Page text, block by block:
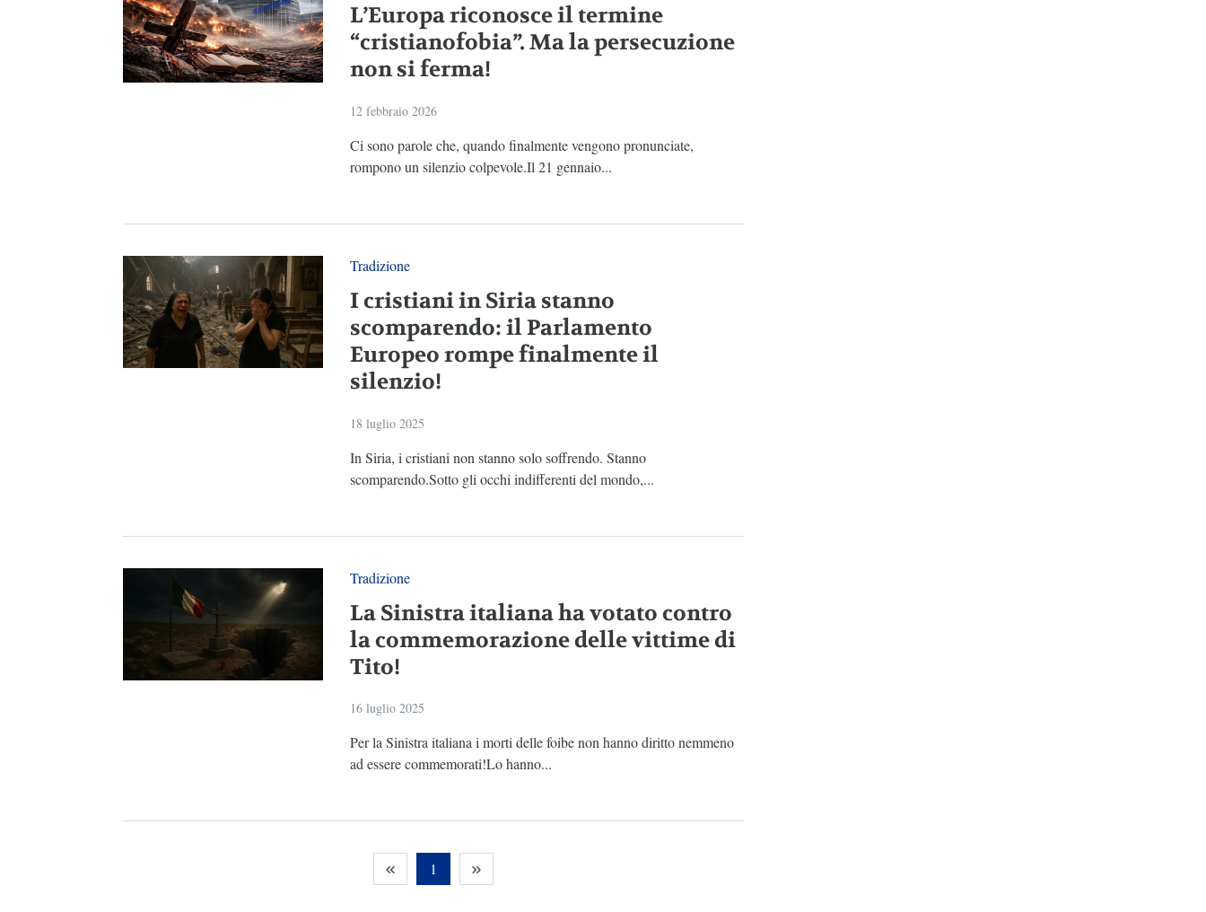
L’Europa riconosce il termine
“cristianofobia”. Ma la persecuzione
non si ferma!
12 febbraio 2026
Ci sono parole che, quando finalmente vengono pronunciate,
rompono un silenzio colpevole.Il 21 gennaio...
Tradizione
I cristiani in Siria stanno
scomparendo: il Parlamento
Europeo rompe finalmente il
silenzio!
18 luglio 2025
In Siria, i cristiani non stanno solo soffrendo. Stanno
scomparendo.Sotto gli occhi indifferenti del mondo,...
Tradizione
La Sinistra italiana ha votato contro
la commemorazione delle vittime di
Tito!
16 luglio 2025
Per la Sinistra italiana i morti delle foibe non hanno diritto nemmeno
ad essere commemorati!Lo hanno...
1